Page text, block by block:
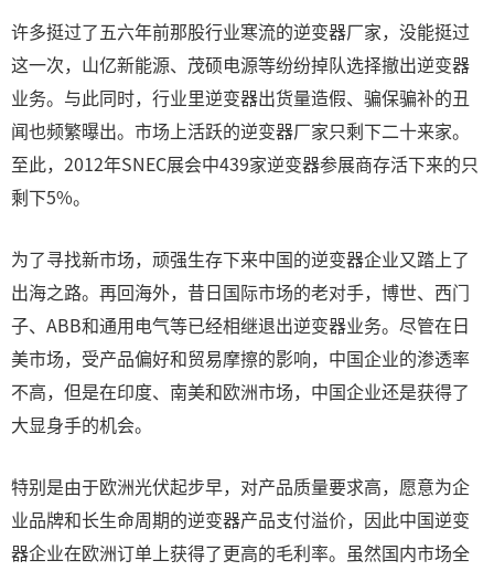
许多挺过了五六年前那股行业寒流的逆变器厂家，没能挺过
这一次，山亿新能源、茂硕电源等纷纷掉队选择撤出逆变器
业务。与此同时，行业里逆变器出货量造假、骗保骗补的丑
闻也频繁曝出。市场上活跃的逆变器厂家只剩下二十来家。
至此，2012年SNEC展会中439家逆变器参展商存活下来的只
剩下5%。
为了寻找新市场，顽强生存下来中国的逆变器企业又踏上了
出海之路。再回海外，昔日国际市场的老对手，博世、西门
子、ABB和通用电气等已经相继退出逆变器业务。尽管在日
美市场，受产品偏好和贸易摩擦的影响，中国企业的渗透率
不高，但是在印度、南美和欧洲市场，中国企业还是获得了
大显身手的机会。
特别是由于欧洲光伏起步早，对产品质量要求高，愿意为企
业品牌和长生命周期的逆变器产品支付溢价，因此中国逆变
器企业在欧洲订单上获得了更高的毛利率。虽然国内市场全